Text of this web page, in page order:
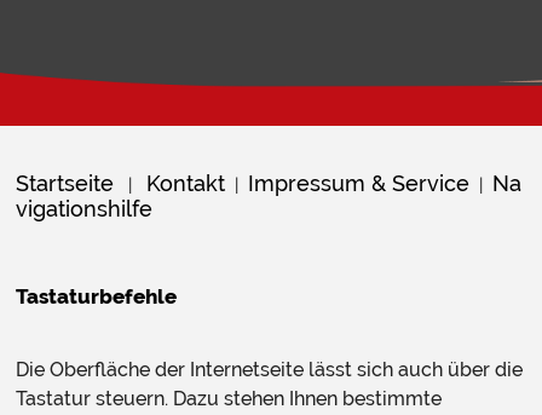
Startseite | Kontakt | Impressum & Service | Na
vigationshilfe
Tastaturbefehle
Die Oberfläche der Internetseite lässt sich auch über die
Tastatur steuern. Dazu stehen Ihnen bestimmte